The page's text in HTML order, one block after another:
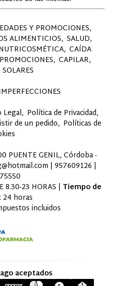
Y PROMOCIONES
ALIMENTICIOS SALUD
CAÍDA
PROMOCIONES CAPILAR
SOLARES
Legal Política de Privacidad
de un pedido Políticas de
PUENTE GENIL, Córdoba -
| 957609126 |
8.30-23 HORAS | Tiempo de
24 horas
incluidos
aceptados